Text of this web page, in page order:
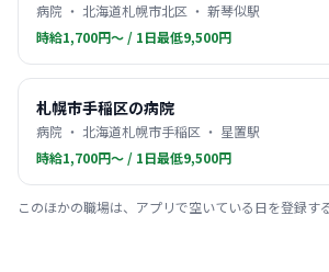
病院 ・ 北海道札幌市北区 ・ 新琴似駅
時給1,700円〜 / 1日最低9,500円
札幌市手稲区の病院
病院 ・ 北海道札幌市手稲区 ・ 星置駅
時給1,700円〜 / 1日最低9,500円
このほかの職場は、アプリで空いている日を登録す